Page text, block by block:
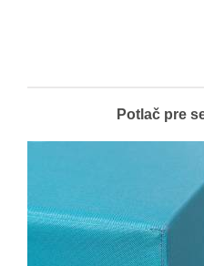
Potlač pre